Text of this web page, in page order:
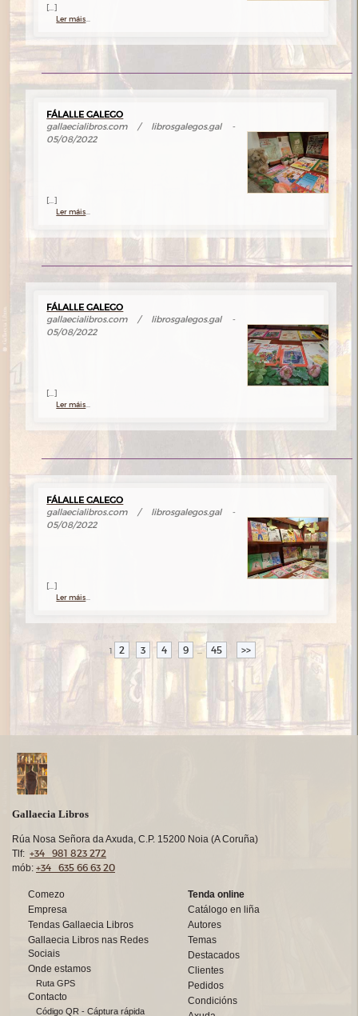
[...]
Ler máis
FÁLALLE GALEGO
gallaecialibros.com / librosgalegos.gal -
05/08/2022
[...]
Ler máis
FÁLALLE GALEGO
gallaecialibros.com / librosgalegos.gal -
05/08/2022
[...]
Ler máis
FÁLALLE GALEGO
gallaecialibros.com / librosgalegos.gal -
05/08/2022
[...]
Ler máis
1 2 3 4 9 ... 45 >>
Gallaecia Libros
Rúa Nosa Señora da Axuda, C.P. 15200 Noia (A Coruña)
Tlf: +34 981 823 272
mób: +34 635 66 63 20
Comezo
Empresa
Tendas Gallaecia Libros
Gallaecia Libros nas Redes
Sociais
Onde estamos
Ruta GPS
Contacto
Código QR - Cáptura rápida
Tenda online
Catálogo en liña
Autores
Temas
Destacados
Clientes
Pedidos
Condicións